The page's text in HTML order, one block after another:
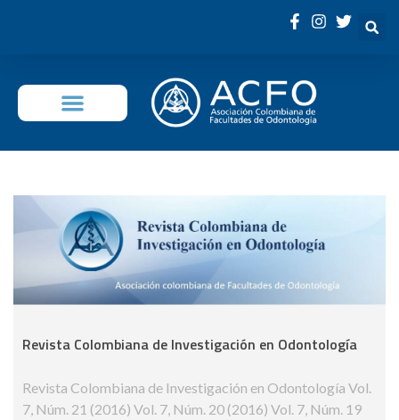
Revista Colombiana de Investigación en Odontología
Revista Colombiana de Investigación en Odontología Vol.
7, Núm. 21 (2016) Vol. 7, Núm. 20 (2016) Vol. 7, Núm. 19